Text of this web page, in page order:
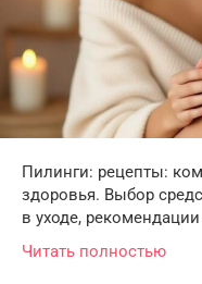
Пилинги: рецепты:
здоровья. Выбор
в уходе,
Читать полностью